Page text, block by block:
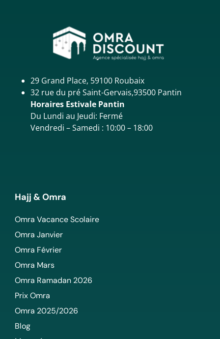
29 Grand Place, 59100 Roubaix
32 rue du pré Saint-Gervais,93500 Pantin
Horaires Estivale Pantin
Du Lundi au Jeudi: Fermé
Vendredi – Samedi : 10:00 – 18:00
Hajj & Omra
Omra Vacance Scolaire
Omra Janvier
Omra Février
Omra Mars
Omra Ramadan 2026
Prix Omra
Omra 2025/2026
Blog